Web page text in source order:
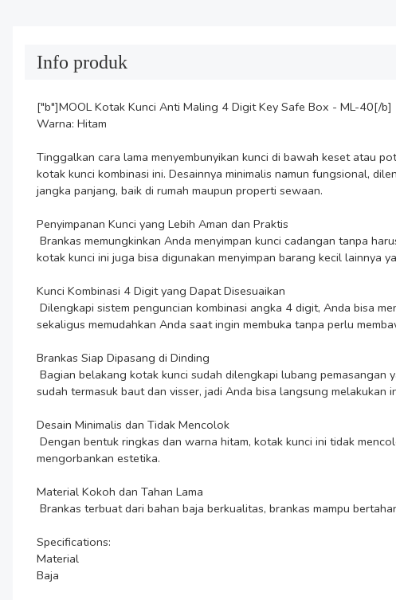
Info produk
["b"]MOOL Kotak Kunci Anti Maling 4 Digit Key Safe Box - ML-40[/b]
Warna: Hitam
Tinggalkan cara lama menyembunyikan kunci di bawah keset atau
kotak kunci kombinasi ini. Desainnya minimalis namun fungsional,
jangka panjang, baik di rumah maupun properti sewaan.
Penyimpanan Kunci yang Lebih Aman dan Praktis
kotak kunci ini juga bisa digunakan menyimpan barang kecil lainnya
Kunci Kombinasi 4 Digit yang Dapat Disesuaikan
sekaligus memudahkan Anda saat ingin membuka tanpa perlu
Brankas Siap Dipasang di Dinding
sudah termasuk baut dan visser, jadi Anda bisa langsung melakukan
Desain Minimalis dan Tidak Mencolok
mengorbankan estetika.
Material Kokoh dan Tahan Lama
Specifications:
Material
Baja